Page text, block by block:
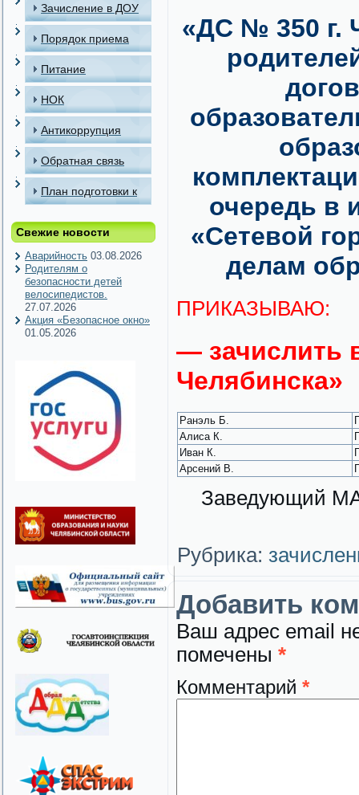
Зачисление в ДОУ
Порядок приема
детей в МАДОУ
Питание
НОК
Антикоррупция
Обратная связь
План подготовки к
периоду
Свежие новости
Аварийность 03.08.2026
Родителям о
безопасности детей
велосипедистов.
27.07.2026
Акция «Безопасное окно»
01.05.2026
«ДС № 350 г.
очередь в
«Сетевой
делам
ПРИКАЗЫВАЮ:
— зачислить
Челябинска»
Ранэль Б.
Алиса К.
Иван К.
Арсений В.
Рубрика:
Добавить
Ваш адрес email
помечены *
Комментарий *